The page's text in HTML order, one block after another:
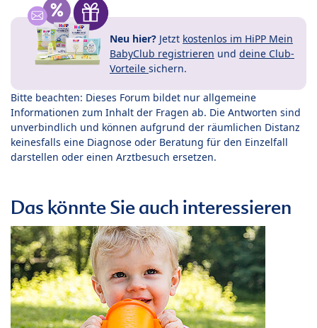
Neu hier? Jetzt kostenlos im HiPP Mein
BabyClub registrieren und deine Club-
Vorteile sichern.
Bitte beachten: Dieses Forum bildet nur allgemeine
Informationen zum Inhalt der Fragen ab. Die Antworten sind
unverbindlich und können aufgrund der räumlichen Distanz
keinesfalls eine Diagnose oder Beratung für den Einzelfall
darstellen oder einen Arztbesuch ersetzen.
Das könnte Sie auch interessieren